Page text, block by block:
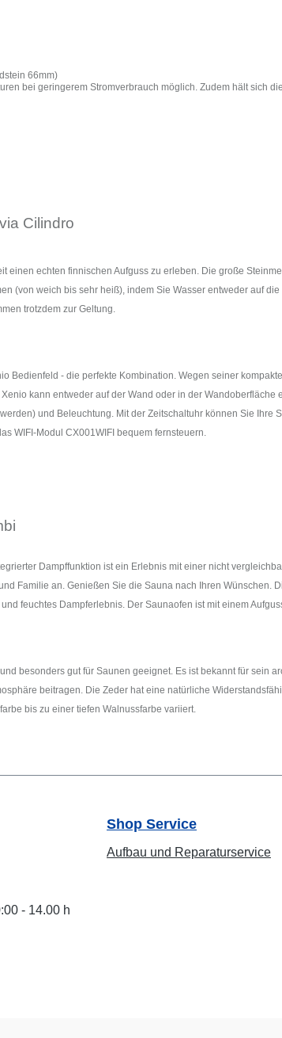
66mm)
bei geringerem Stromverbrauch möglich. Zudem hält sich
Cilindro
einen echten finnischen Aufguss zu erleben. Die große
(von weich bis sehr heiß), indem Sie Wasser entweder auf
trotzdem zur Geltung.
Bedienfeld - die perfekte Kombination. Wegen seiner
kann entweder auf der Wand oder in der
und Beleuchtung. Mit der Zeitschaltuhr können Sie Ihre
WIFI-Modul CX001WIFI bequem fernsteuern.
Dampffunktion ist ein Erlebnis mit einer nicht
Familie an. Genießen Sie die Sauna nach Ihren
feuchtes Dampferlebnis. Der Saunaofen ist mit einem
besonders gut für Saunen geeignet. Es ist bekannt für
beitragen. Die Zeder hat eine natürliche
bis zu einer tiefen Walnussfarbe variiert.
- 14.00 h
Shop Service
Aufbau und Reparaturservice